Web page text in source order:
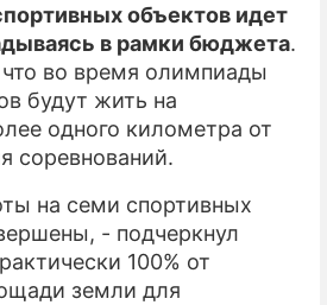
объектов идет
в рамки бюджета.
что во время олимпиады
будут жить на
одного километра от
соревнований.
на семи спортивных
- подчеркнул
100% от
земли для